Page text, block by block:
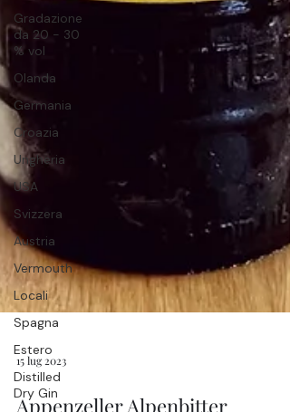
Gradazione
da 20 - 30
% vol
Olanda
Germania
Croazia
Ungheria
USA
Svizzera
Austria
Vermouth
Locali
Spagna
Estero
Distilled
Dry Gin